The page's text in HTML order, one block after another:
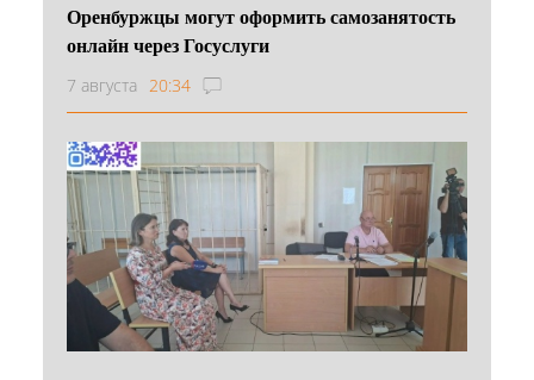
Оренбуржцы могут оформить самозанятость
онлайн через Госуслуги
7 августа 20:34